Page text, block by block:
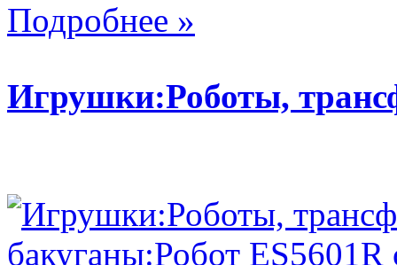
Подробнее »
Игрушки:Роботы,